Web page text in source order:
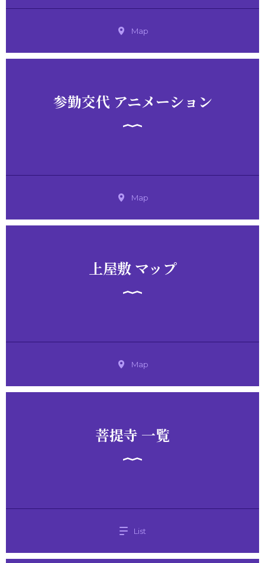
Map
参勤交代 アニメーション
Map
上屋敷 マップ
Map
菩提寺 一覧
List